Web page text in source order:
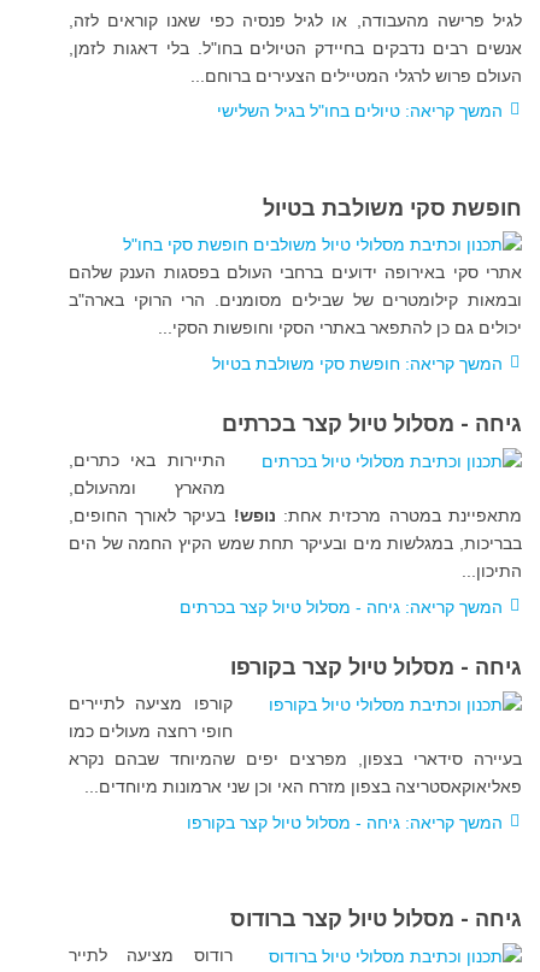
לגיל פרישה מהעבודה, או לגיל פנסיה כפי שאנו קוראים לזה,
אנשים רבים נדבקים בחיידק הטיולים בחו"ל. בלי דאגות לזמן,
העולם פרוש לרגלי המטיילים הצעירים ברוחם..
המשך קריאה: טיולים בחו"ל בגיל השלישי
חופשת סקי משולבת בטיול
אתרי סקי באירופה ידועים ברחבי העולם בפסגות הענק שלהם
ובמאות קילומטרים של שבילים מסומנים. הרי הרוקי בארה"ב
יכולים גם כן להתפאר באתרי הסקי וחופשות הסקי...
המשך קריאה: חופשת סקי משולבת בטיול
גיחה - מסלול טיול קצר בכרתים
התיירות באי כתרים,
מהארץ ומהעולם,
מתאפיינת במטרה מרכזית אחת: נופש! בעיקר לאורך החופים,
בבריכות, במגלשות מים ובעיקר תחת שמש הקיץ החמה של הים
התיכון...
המשך קריאה: גיחה - מסלול טיול קצר בכרתים
גיחה - מסלול טיול קצר בקורפו
קורפו מציעה לתיירים
חופי רחצה מעולים כמו
בעיירה סידארי בצפון, מפרצים יפים שהמיוחד שבהם נקרא
פאליאוקאסטריצה בצפון מזרח האי וכן שני ארמונות מיוחדים..
.
המשך קריאה: גיחה - מסלול טיול קצר בקורפו
גיחה - מסלול טיול קצר ברודוס
רודוס מציעה לתייר